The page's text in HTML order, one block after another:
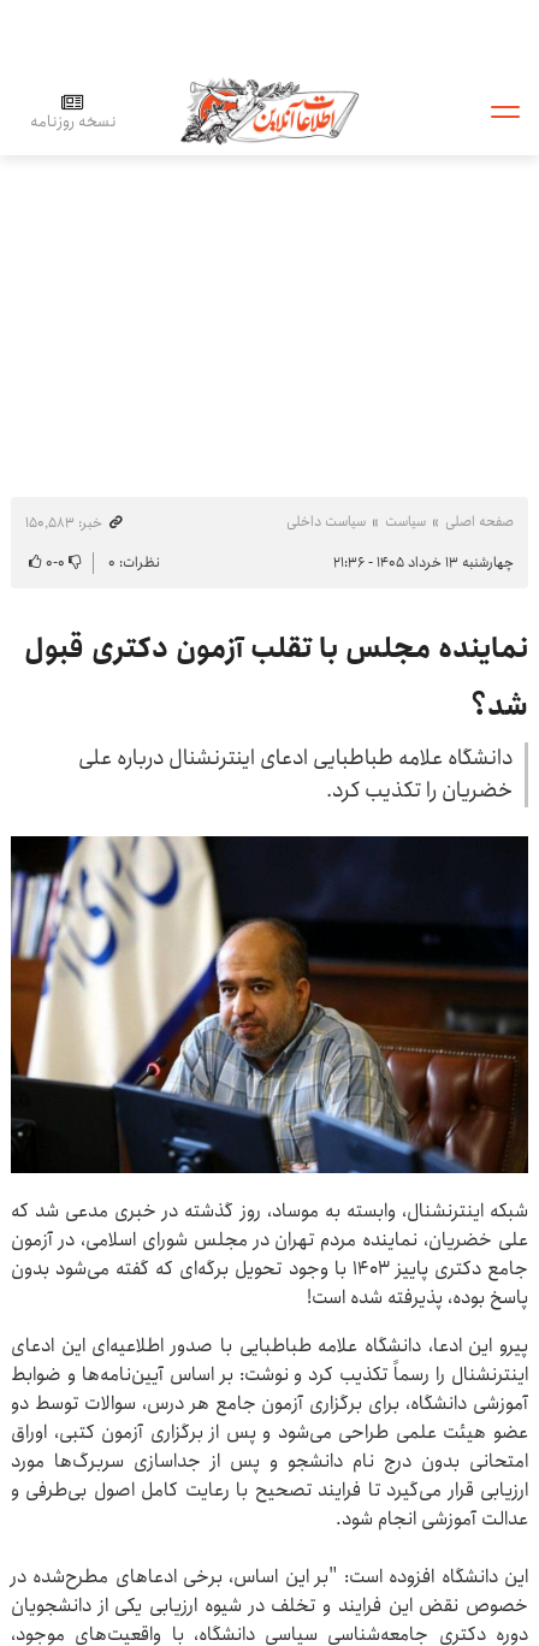
نسخه روزنامه
صفحه اصلی سیاست سیاست داخلی
خبر: ۱۵۰٬۵۸۳
چهارشنبه ۱۳ خرداد ۱۴۰۵ - ۲۱:۳۶
نظرات: ۰ ۰-۰
نماینده مجلس با تقلب آزمون دکتری قبول
شد؟
دانشگاه علامه طباطبایی ادعای اینترنشنال درباره علی
خضریان را تکذیب کرد.
شبکه اینترنشنال، وابسته به موساد، روز گذشته در خبری مدعی شد که
علی خضریان، نماینده مردم تهران در مجلس شورای اسلامی، در آزمون
جامع دکتری پاییز ۱۴۰۳ با وجود تحویل برگه‌ای که گفته می‌شود بدون
پاسخ بوده، پذیرفته شده است!
پیرو این ادعا، دانشگاه علامه طباطبایی با صدور اطلاعیه‌ای این ادعای
اینترنشنال را رسماً تکذیب کرد و نوشت: بر اساس آیین‌نامه‌ها و ضوابط
آموزشی دانشگاه، برای برگزاری آزمون جامع هر درس، سوالات توسط دو
عضو هیئت علمی طراحی می‌شود و پس از برگزاری آزمون کتبی، اوراق
امتحانی بدون درج نام دانشجو و پس از جداسازی سربرگ‌ها مورد
ارزیابی قرار می‌گیرد تا فرایند تصحیح با رعایت کامل اصول بی‌طرفی و
عدالت آموزشی انجام شود.
این دانشگاه افزوده است: "بر این اساس، برخی ادعاهای مطرح‌شده در
خصوص نقض این فرایند و تخلف در شیوه ارزیابی یکی از دانشجویان
دوره دکتری جامعه‌شناسی سیاسی دانشگاه، با واقعیت‌های موجود،